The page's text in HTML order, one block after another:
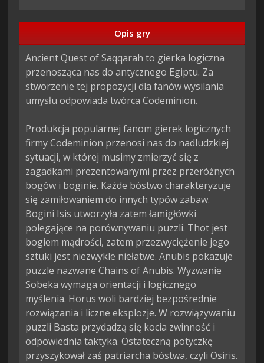
Opis gry
Ancient Quest of Saqqarah to gierka logiczna
przenosząca nas do antycznego Egiptu. Za
stworzenie tej propozycji dla fanów wysilania
umysłu odpowiada twórca Codeminion.
Produkcja popularnej fanom gierek logicznych
firmy Codeminion przenosi nas do nadludzkiej
sytuacji, w której musimy zmierzyć się z
zagadkami prezentowanymi przez przeróżnych
bogów i boginie. Każde bóstwo charakteryzuje
się zamiłowaniem do innych typów zabaw.
Bogini Isis utworzyła zatem łamigłówki
polegające na porównywaniu puzzli. Thot jest
bogiem mądrości, zatem przezwyciężenie jego
sztuki jest niezwykle niełatwe. Anubis pokazuje
puzzle nazwane Chains of Anubis. Wyzwanie
Sobeka wymaga orientacji i logicznego
myślenia. Horus woli bardziej bezpośrednie
rozwiązania i liczne eksplozje. W rozwiązywaniu
puzzli Basta przydadzą się kocia zwinność i
odpowiednia taktyka. Ostateczną potyczkę
przyszykował zaś patriarcha bóstwa, czyli Osiris.